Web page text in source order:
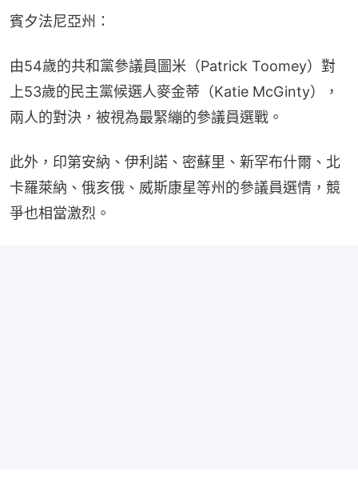
賓夕法尼亞州：
由54歲的共和黨參議員圖米（Patrick Toomey）對
上53歲的民主黨候選人麥金蒂（Katie McGinty），
兩人的對決，被視為最緊繃的參議員選戰。
此外，印第安納、伊利諾、密蘇里、新罕布什爾、北
卡羅萊納、俄亥俄、威斯康星等州的參議員選情，競
爭也相當激烈。